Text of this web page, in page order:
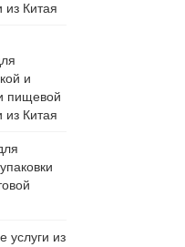
Китая
и
пищевой
Китая
услуги из